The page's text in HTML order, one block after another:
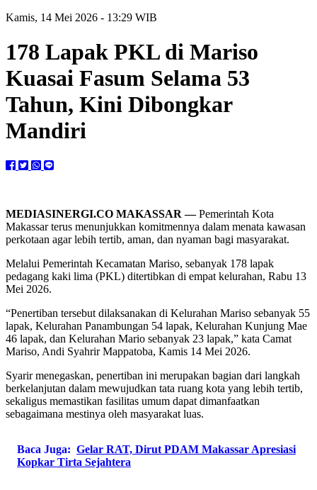
Kamis, 14 Mei 2026 - 13:29 WIB
178 Lapak PKL di Mariso
Kuasai Fasum Selama 53
Tahun, Kini Dibongkar
Mandiri
MEDIASINERGI.CO MAKASSAR —Pemerintah Kota
Makassar terus menunjukkan komitmennya dalam menata kawasan
perkotaan agar lebih tertib, aman, dan nyaman bagi masyarakat.
Melalui Pemerintah Kecamatan Mariso, sebanyak 178 lapak
pedagang kaki lima (PKL) ditertibkan di empat kelurahan, Rabu 13
Mei 2026.
“Penertiban tersebut dilaksanakan di Kelurahan Mariso sebanyak 55
lapak, Kelurahan Panambungan 54 lapak, Kelurahan Kunjung Mae
46 lapak, dan Kelurahan Mario sebanyak 23 lapak,” kata Camat
Mariso, Andi Syahrir Mappatoba, Kamis 14 Mei 2026.
Syarir menegaskan, penertiban ini merupakan bagian dari langkah
berkelanjutan dalam mewujudkan tata ruang kota yang lebih tertib,
sekaligus memastikan fasilitas umum dapat dimanfaatkan
sebagaimana mestinya oleh masyarakat luas.
Baca Juga: Gelar RAT, Dirut PDAM Makassar Apresiasi
Kopkar Tirta Sejahtera